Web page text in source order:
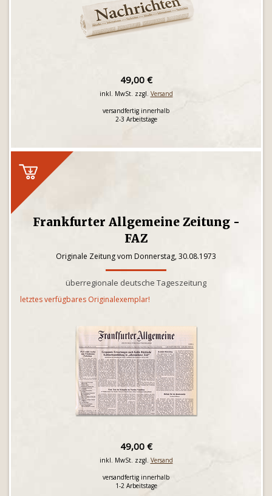
49,00 €
inkl. MwSt. zzgl. Versand
versandfertig innerhalb
2-3 Arbeitstage
Frankfurter Allgemeine Zeitung -
FAZ
Originale Zeitung vom Donnerstag, 30.08.1973
überregionale deutsche Tageszeitung
letztes verfügbares Originalexemplar!
49,00 €
inkl. MwSt. zzgl. Versand
versandfertig innerhalb
1-2 Arbeitstage